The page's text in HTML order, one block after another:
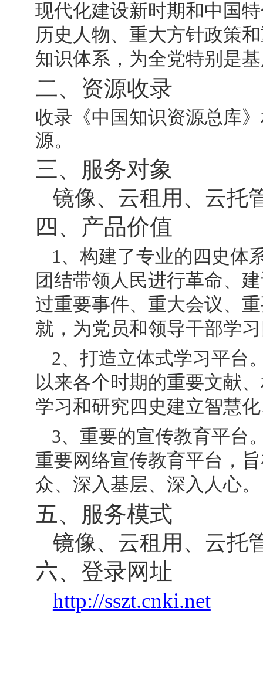
现代化建设新时期和中国
历史人物、重大方针政策
知识体系，为全党特别是
二、资源收录
收录《中国知识资源总库
源。
三、服务对象
镜像、云租用、云托
四 、产品价值
1 、构建了专业的四史体
团结带领人民进行革命、
过重要事件、重大会议、
就，为党员和领导干部学
2、打造立体式学习平台
以来各个时期的重要文献
学习和研究四史建立智慧
3、重要的宣传教育平台
重要网络宣传教育平台，
众、深入基层、深入人心。
五、服务模式
镜像、云租用、云托
六、登录网址
http://sszt.cnki.net